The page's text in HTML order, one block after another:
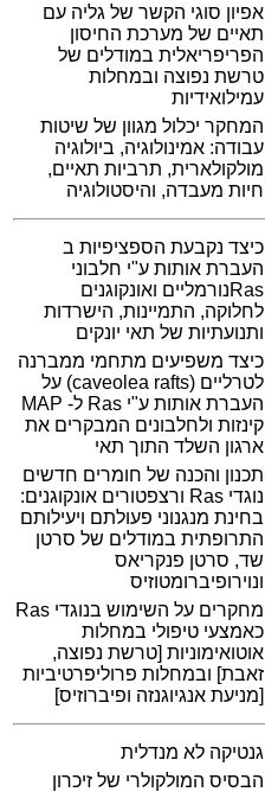
אפיון סוגי הקשר של גליה עם
תאיים של מערכת החיסון
הפריפריאלית במודלים של
טרשת נפוצה ובמחלות
עמילואידיות
המחקר יכלול מגוון של שיטות
עבודה: אמינולוגיה, ביולוגיה
מולקולארית, תרביות תאיים,
חיות מעבדה, והיסטולוגיה
כיצד נקבעת הספציפיות ב
העברת אותות ע"י חלבוני
Rasנורמליים ואונקוגנים
לחלוקה, התמיינות, הישרדות
ותנועתיות של תאי יונקים
כיצד משפיעים מתחמי ממברנה
לטרליים (caveolea rafts) על
העברת אותות ע"י Ras ל- MAP
קינזות ולחלבונים המבקרים את
ארגון השלד התוך תאי
תכנון והכנה של חומרים חדשים
נוגדי Ras ורצפטורים אונקוגנים:
בחינת מנגנוני פעולתם ויעילותם
התרופתית במודלים של סרטן
שד, סרטן פנקריאס
ונוירופיברומטוזיס
מחקרים על השימוש בנוגדי Ras
כאמצעי טיפולי במחלות
אוטואימוניות [טרשת נפוצה,
זאבת] ובמחלות פרוליפרטיביות
[מניעת אנגיוגנזה ופיברוזיס]
גנטיקה לא מנדלית
הבסיס המולקולרי של זיכרון